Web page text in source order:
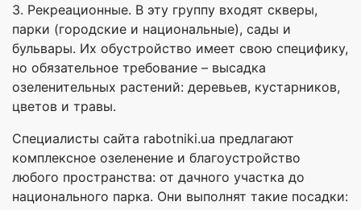
3. Рекреационные. В эту группу входят скверы,
парки (городские и национальные), сады и
бульвары. Их обустройство имеет свою специфику,
но обязательное требование – высадка
озеленительных растений: деревьев, кустарников,
цветов и травы.
Специалисты сайта rabotniki.ua предлагают
комплексное озеленение и благоустройство
любого пространства: от дачного участка до
национального парка. Они выполнят такие посадки: